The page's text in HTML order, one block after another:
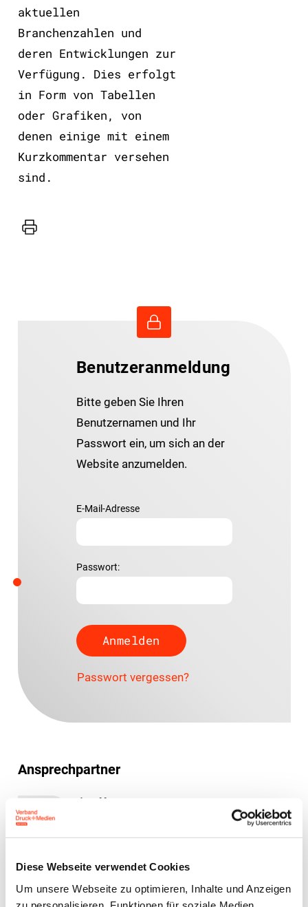
Diese Webseite verwendet Cookies
Um unsere Webseite zu optimieren, Inhalte und Anzeigen
aktuellen
Branchenzahlen und
deren Entwicklungen zur
Verfügung. Dies erfolgt
in Form von Tabellen
oder Grafiken, von
denen einige mit einem
Kurzkommentar versehen
sind.
Drucker
Benutzeranmeldung
Bitte geben Sie Ihren
Benutzernamen und Ihr
Passwort ein, um sich an der
Website anzumelden.
E-Mail-Adresse
Passwort:
Passwort vergessen?
Ansprechpartner
Jens Meyer
Zur Übersicht